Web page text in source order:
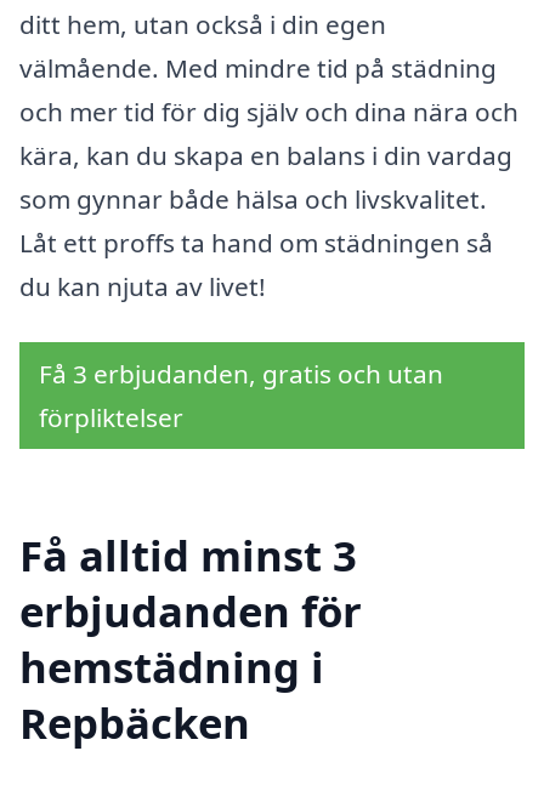
ditt hem, utan också i din egen
välmående. Med mindre tid på städning
och mer tid för dig själv och dina nära och
kära, kan du skapa en balans i din vardag
som gynnar både hälsa och livskvalitet.
Låt ett proffs ta hand om städningen så
du kan njuta av livet!
Få 3 erbjudanden, gratis och utan
förpliktelser
Få alltid minst 3
erbjudanden för
hemstädning i
Repbäcken